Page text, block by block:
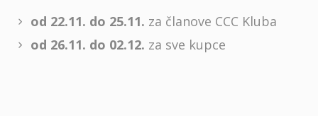
od 22.11. do 25.11. za članove CCC Kluba
od 26.11. do 02.12. za sve kupce